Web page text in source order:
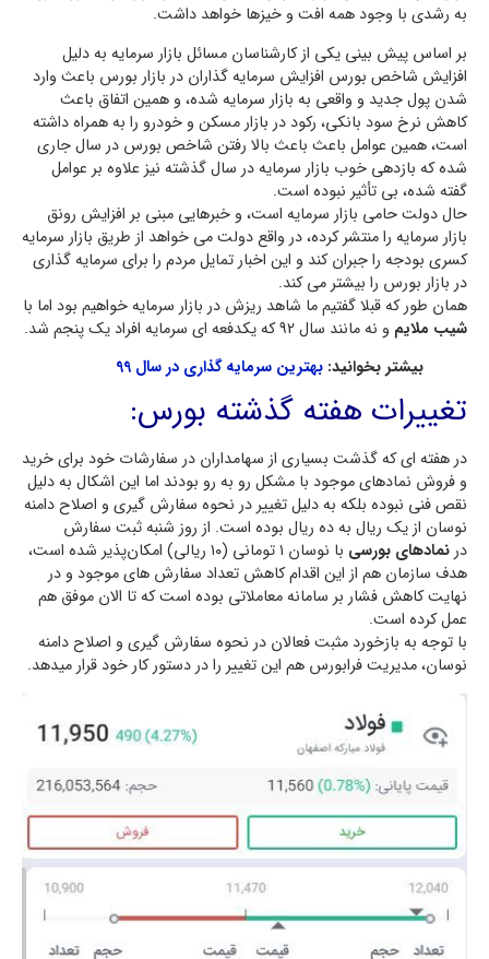
به رشدی با وجود همه افت و خیز‌ها خواهد داشت.
بر اساس پیش بینی یکی از کارشناسان مسائل بازار سرمایه به دلیل
افزایش شاخص بورس افزایش سرمایه گذاران در بازار بورس باعث وارد
شدن پول جدید و واقعی به بازار سرمایه شده، و همین اتفاق باعث
کاهش نرخ سود بانکی، رکود در بازار مسکن و خودرو را به همراه داشته
است، همین عوامل باعث باعث بالا رفتن شاخص بورس در سال جاری
شده که بازدهی خوب بازار سرمایه در سال گذشته نیز علاوه بر عوامل
گفته شده، بی تأثیر نبوده است.
حال دولت حامی بازار سرمایه است، و خبرهایی مبنی بر افزایش رونق
بازار سرمایه را منتشر کرده، در واقع دولت می خواهد از طریق بازار سرمایه
کسری بودجه را جبران کند و این اخبار تمایل مردم را برای سرمایه گذاری
در بازار بورس را بیشتر می کند.
همان طور که قبلا گفتیم ما شاهد ریزش در بازار سرمایه خواهیم بود اما با
شیب ملایم و نه مانند سال 92 که یکدفعه ای سرمایه افراد یک پنجم شد.
بیشتر بخوانید: بهترین سرمایه گذاری در سال 99
تغییرات هفته گذشته بورس:
در هفته ای که گذشت بسیاری از سهامداران در سفارشات خود برای خرید
و فروش نمادهای موجود با مشکل رو به رو بودند اما این اشکال به دلیل
نقص فنی نبوده بلکه به دلیل تغییر در نحوه سفارش گیری و اصلاح دامنه
نوسان از یک ریال به ده ریال بوده است. از روز شنبه ثبت سفارش
درنمادهای بورسی
با نوسان ۱ تومانی (۱۰ ریالی) امکان‌پذیر شده است،
هدف سازمان هم از این اقدام کاهش تعداد سفارش های موجود و در
نهایت کاهش فشار بر سامانه معاملاتی بوده است که تا الان موفق هم
عمل کرده است.
با توجه به بازخورد مثبت فعالان در نحوه سفارش گیری و اصلاح دامنه
نوسان، مدیریت فرابورس هم این تغییر را در دستور کار خود قرار میدهد.